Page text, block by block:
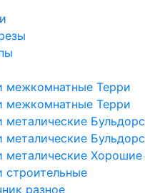
межкомнатные Терри
межкомнатные Терри
металические Бульдорс
металические Бульдорс
металические Хорошие
строительные
разное